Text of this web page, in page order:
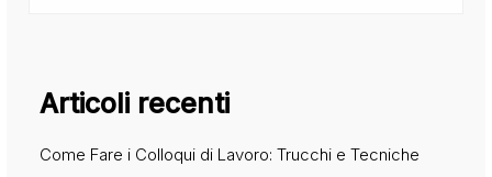
Articoli recenti
Come Fare i Colloqui di Lavoro: Trucchi e Tecniche